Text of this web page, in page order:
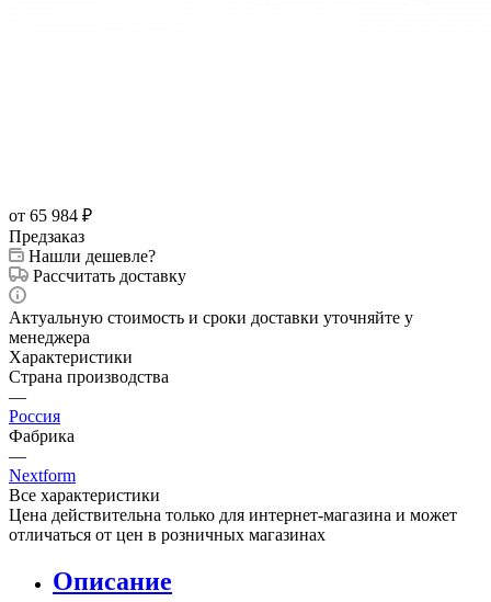
от 65 984 ₽
Предзаказ
Нашли дешевле?
Рассчитать доставку
Актуальную стоимость и сроки доставки уточняйте у
менеджера
Характеристики
Страна производства
—
Россия
Фабрика
—
Nextform
Все характеристики
Цена действительна только для интернет-магазина и может
отличаться от цен в розничных магазинах
Описание